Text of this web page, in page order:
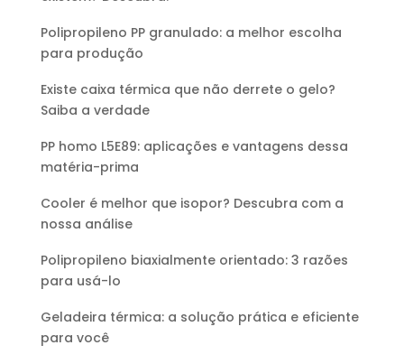
Polipropileno PP granulado: a melhor escolha
para produção
Existe caixa térmica que não derrete o gelo?
Saiba a verdade
PP homo L5E89: aplicações e vantagens dessa
matéria-prima
Cooler é melhor que isopor? Descubra com a
nossa análise
Polipropileno biaxialmente orientado: 3 razões
para usá-lo
Geladeira térmica: a solução prática e eficiente
para você